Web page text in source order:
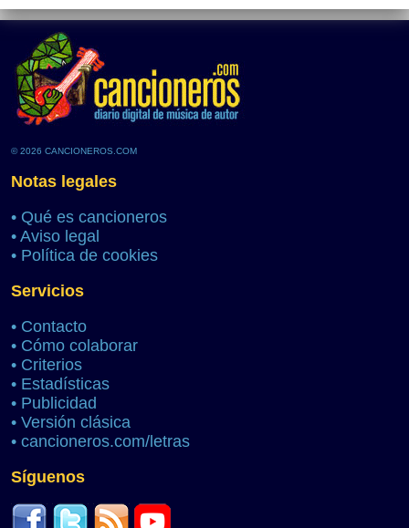
© 2026 CANCIONEROS.COM
Notas legales
• Qué es cancioneros
• Aviso legal
• Política de cookies
Servicios
• Contacto
• Cómo colaborar
• Criterios
• Estadísticas
• Publicidad
• Versión clásica
• cancioneros.com/letras
Síguenos